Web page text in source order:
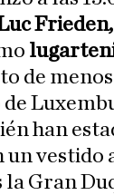
Frieden,
de
han
un vestido
la Gran